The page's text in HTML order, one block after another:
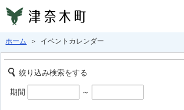
ホーム ＞ イベントカレンダー
絞り込み検索をする
期間 ～